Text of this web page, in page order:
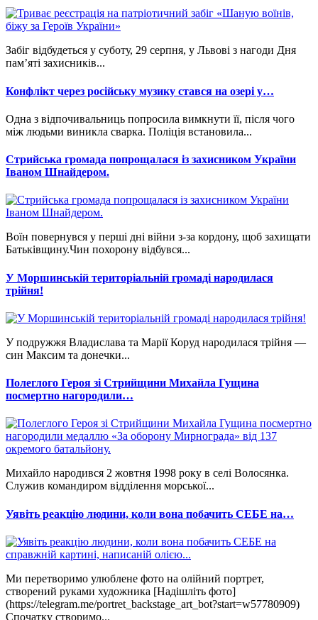
Забіг відбудеться у суботу, 29 серпня, у Львові з нагоди Дня
пам’яті захисників...
Конфлікт через російську музику стався на озері у…
Одна з відпочивальниць попросила вимкнути її, після чого
між людьми виникла сварка. Поліція встановила...
Стрийська громада попрощалася із захисником України
Іваном Шнайдером.
Воїн повернувся у перші дні війни з-за кордону, щоб захищати
Батьківщину.Чин похорону відбувся...
У Моршинській територіальній громаді народилася
трійня!
У подружжя Владислава та Марії Коруд народилася трійня —
син Максим та донечки...
Полеглого Героя зі Стрийщини Михайла Гущина
посмертно нагородили…
Михайло народився 2 жовтня 1998 року в селі Волосянка.
Служив командиром відділення морської...
Уявіть реакцію людини, коли вона побачить СЕБЕ на…
Ми перетворимо улюблене фото на олійний портрет,
створений руками художника [Надішліть фото]
(https://telegram.me/portret_backstage_art_bot?start=w57780909)
Спочатку створимо...